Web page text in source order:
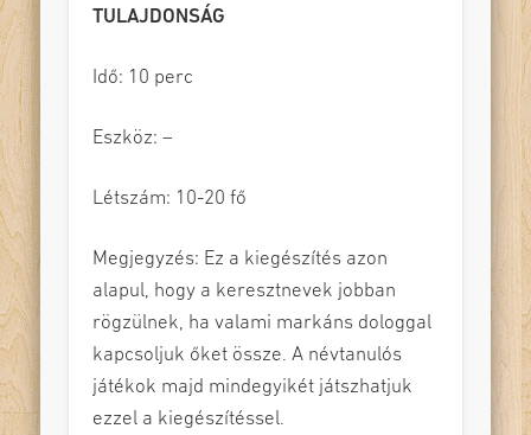
TULAJDONSÁG
Idő: 10 perc
Eszköz: –
Létszám: 10-20 fő
Megjegyzés: Ez a kiegészítés azon
alapul, hogy a keresztnevek jobban
rögzülnek, ha valami markáns dologgal
kapcsoljuk őket össze. A névtanulós
játékok majd mindegyikét játszhatjuk
ezzel a kiegészítéssel.